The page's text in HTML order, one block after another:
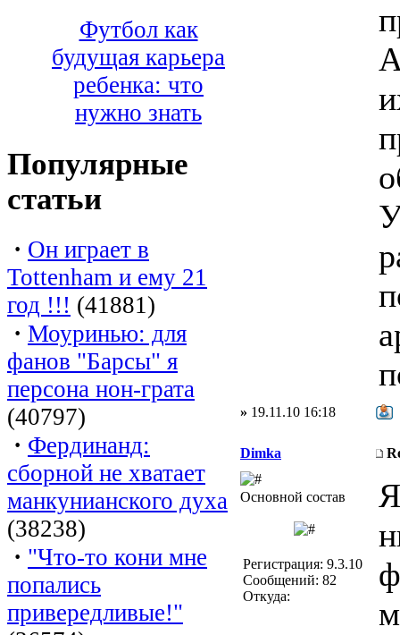
Футбол как
будущая карьера
ребенка: что
нужно знать
Популярные
статьи
· Он играет в
Tottenham и ему 21
год !!! (41881)
· Моуринью: для
фанов "Барсы" я
персона нон-грата
(40797)
· Фердинанд:
сборной не хватает
манкунианского духа
(38238)
· "Что-то кони мне
попались
привередливые!"
» 19.11.10 16:18
Dimka
Основной состав
Регистрация: 9.3.10
Сообщений: 82
Откуда: